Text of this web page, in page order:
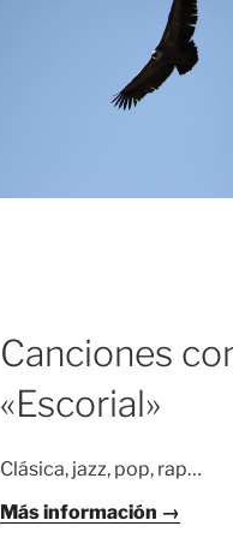
Canciones
«Escorial»
Clásica, jazz, pop, rap…
Más información →